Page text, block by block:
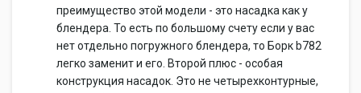
преимущество этой модели - это насадка как у
блендера. То есть по большому счету если у вас
нет отдельно погружного блендера, то Борк b782
легко заменит и его. Второй плюс - особая
конструкция насадок. Это не четырехконтурные,